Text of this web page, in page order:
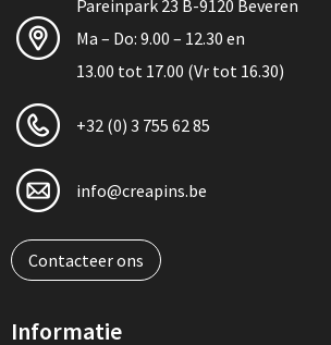
Pareinpark 23 B-9120 Beveren
Ma – Do: 9.00 – 12.30 en
13.00 tot 17.00 (Vr tot 16.30)
+32 (0) 3 755 62 85
info@creapins.be
Contacteer ons
Informatie